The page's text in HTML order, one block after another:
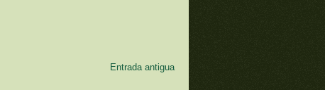
Entrada antigua